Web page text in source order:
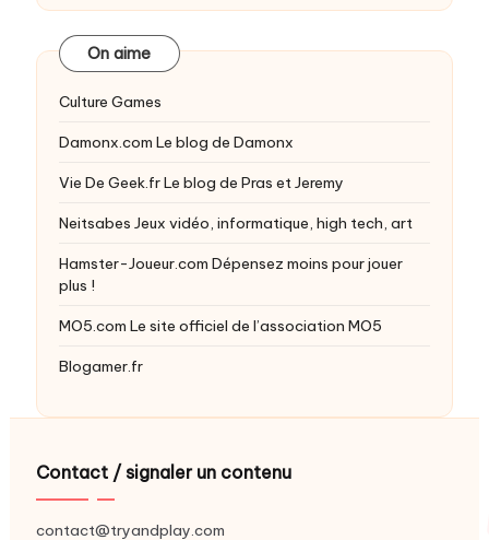
On aime
Culture Games
Damonx.com Le blog de Damonx
Vie De Geek.frLe blog de Pras et Jeremy
Neitsabes Jeux vidéo, informatique, high tech, art
Hamster-Joueur.com Dépensez moins pour jouer
plus !
MO5.com Le site officiel de l’association MO5
Blogamer.fr
Contact / signaler un contenu
contact@tryandplay.com